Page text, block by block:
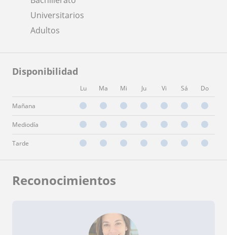
Universitarios
Adultos
Disponibilidad
Lu Ma Mi Ju Vi Sá Do
Mañana
Mediodía
Tarde
Reconocimientos